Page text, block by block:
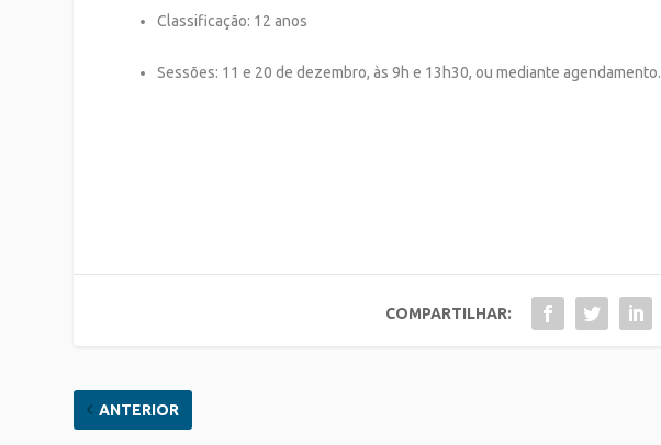
Classificação: 12 anos
Sessões: 11 e 20 de dezembro, às 9h e 13h30, ou mediante agendamento.
COMPARTILHAR:
ANTERIOR